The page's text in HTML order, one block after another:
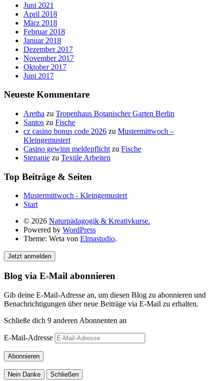
Juni 2021
April 2018
März 2018
Februar 2018
Januar 2018
Dezember 2017
November 2017
Oktober 2017
Juni 2017
Neueste Kommentare
Aretha zu Tropenhaus Botanischer Garten Berlin
Santos zu Fische
cz casino bonus code 2026 zu Mustermittwoch –
Kleingemustert
Casino gewinn meldepflicht zu Fische
Stepanie zu Textile Arbeiten
Top Beiträge & Seiten
Mustermittwoch - Kleingemustert
Start
© 2026 Naturpädagogik & Kreativkurse.
Powered by WordPress
Theme: Weta von Elmastudio.
Jetzt anmelden
Blog via E-Mail abonnieren
Gib deine E-Mail-Adresse an, um diesen Blog zu abonnieren und
Benachrichtigungen über neue Beiträge via E-Mail zu erhalten.
Schließe dich 9 anderen Abonnenten an
E-Mail-Adresse
Abonnieren
Nein Danke Schließen